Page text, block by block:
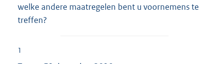
welke andere maatregelen bent u voornemens te
treffen?
1